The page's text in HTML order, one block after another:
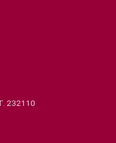
διαθέσιμα τα
232110